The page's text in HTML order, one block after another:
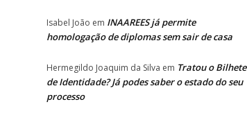
Isabel João em INAAREES já permite
homologação de diplomas sem sair de casa
Hermegildo Joaquim da Silva em Tratou o Bilhete
de Identidade? Já podes saber o estado do seu
processo